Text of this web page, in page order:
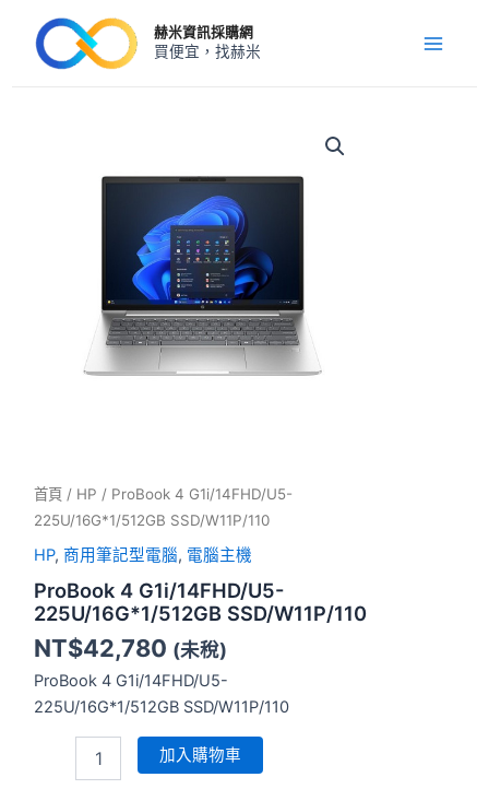
赫米資訊採購網
買便宜，找赫米
Menu
首頁 / HP / ProBook 4 G1i/14FHD/U5-
225U/16G*1/512GB SSD/W11P/110
HP,商用筆記型電腦, 電腦主機
ProBook 4 G1i/14FHD/U5-
225U/16G*1/512GB SSD/W11P/110
NT$42,780 (未稅)
ProBook 4 G1i/14FHD/U5-
225U/16G*1/512GB SSD/W11P/110
225U/16G*1/512GB
加入購物車